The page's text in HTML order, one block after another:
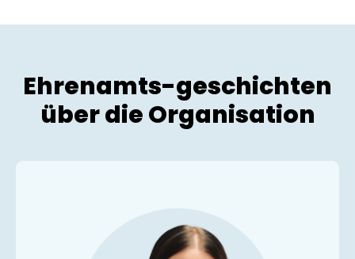
Ehrenamts-geschichten
über die Organisation